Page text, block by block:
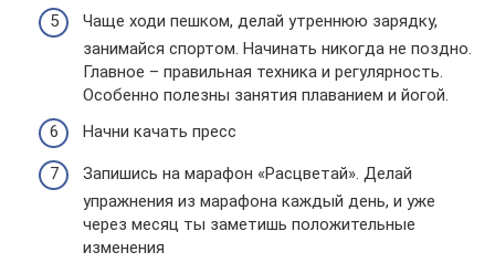
Чаще ходи пешком, делай утреннюю зарядку,
занимайся спортом. Начинать никогда не поздно.
Главное – правильная техника и регулярность.
Особенно полезны занятия плаванием и йогой.
Начни качать пресс
Запишись на марафон «Расцветай». Делай
упражнения из марафона каждый день, и уже
через месяц ты заметишь положительные
изменения